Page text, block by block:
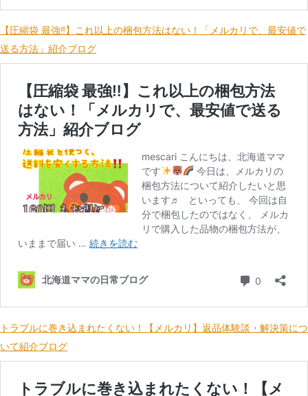
【圧縮袋 最強‼】これ以上の梱包方法はない！「メルカリで、最安値で
送る方法」紹介ブログ
トラブルに巻き込まれたくない！【メルカリ】返品体験談・解決策につ
いて紹介ブログ